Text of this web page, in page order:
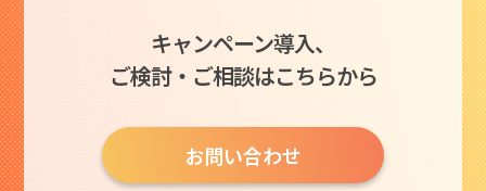
キャンペーン導入、
ご検討・ご相談はこちらから
お問い合わせ